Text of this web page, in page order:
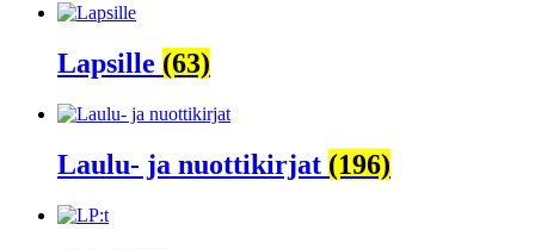
Lapsille (63)
Laulu- ja nuottikirjat (196)